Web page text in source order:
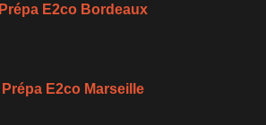
Prépa E2co Bordeaux
Prépa E2co Marseille